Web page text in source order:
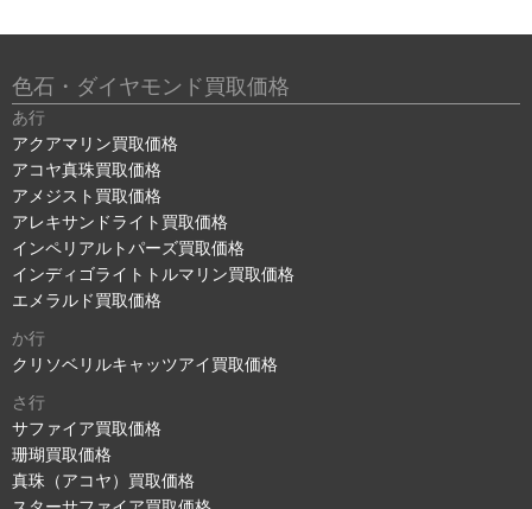
色石・ダイヤモンド買取価格
あ行
アクアマリン買取価格
アコヤ真珠買取価格
アメジスト買取価格
アレキサンドライト買取価格
インペリアルトパーズ買取価格
インディゴライトトルマリン買取価格
エメラルド買取価格
か行
クリソベリルキャッツアイ買取価格
さ行
サファイア買取価格
珊瑚買取価格
真珠（アコヤ）買取価格